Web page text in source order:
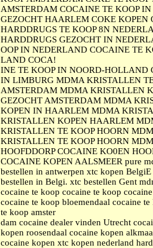
AMSTERDAM COCAINE TE KOOP
GEZOCHT HAARLEM COKE
HARDDRUGS TE KOOP 8N
HARDDRUGS GEZOCHT IN
OOP IN NEDERLAND COCAINE TE
LAND COCA!
INE TE KOOP IN NOORD-HOLLAND
IN LIMBURG MDMA KRISTALLEN
AMSTERDAM MDMA KRISTALLEN
GEZOCHT AMSTERDAM MDMA
KOPEN IN HAARLEM MDMA
KRISTALLEN KOPEN HAARLEM
KRISTALLEN TE KOOP HOORN
KRISTALLEN TE KOOP HOORN
HOOFDDORP COCAINE KO0EN
COCAINE KOPEN AALSMEER pure
bestellen in antwerpen xtc kopen
bestellen in Belgi. xtc bestellen Gent
cocaine te koop cocaine te koop
cocaine te koop bloemendaal cocaine
te koop amster
dam cocaine dealer vinden Utrecht
kopen roosendaal cocaine kopen
cocaine kopen xtc kopen nederland